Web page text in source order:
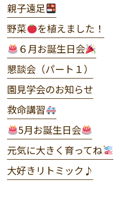
親子遠足
野菜
を植えました！
６月お誕生日会
懇談会（パート１）
園見学会のお知らせ
救命講習
5月お誕生日会
元気に大きく育ってね
大好きリトミック♪